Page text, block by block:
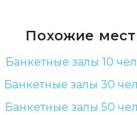
Похожие
Банкетные залы 10
Банкетные залы 30
Банкетные залы 50